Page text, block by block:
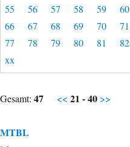
55
56 57 58 59 60
66
67 68 69 70 71
77
78 79 80 81 82
xx
Gesamt: 47 << 21 - 40 >>
MTBL